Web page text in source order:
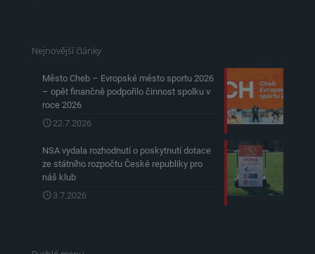
Nejnovější články
Město Cheb – Evropské město sportu 2026
– opět finančně podpořilo činnost spolku v
roce 2026
22.7.2026
NSA vydala rozhodnutí o poskytnutí dotace
ze státního rozpočtu České republiky pro
náš klub
3.7.2026